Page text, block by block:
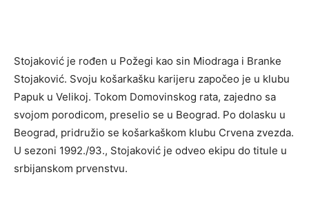
Stojaković je rođen u Požegi kao sin Miodraga i Branke
Stojaković. Svoju košarkašku karijeru započeo je u klubu
Papuk u Velikoj. Tokom Domovinskog rata, zajedno sa
svojom porodicom, preselio se u Beograd. Po dolasku u
Beograd, pridružio se košarkaškom klubu Crvena zvezda.
U sezoni 1992./93., Stojaković je odveo ekipu do titule u
srbijanskom prvenstvu.